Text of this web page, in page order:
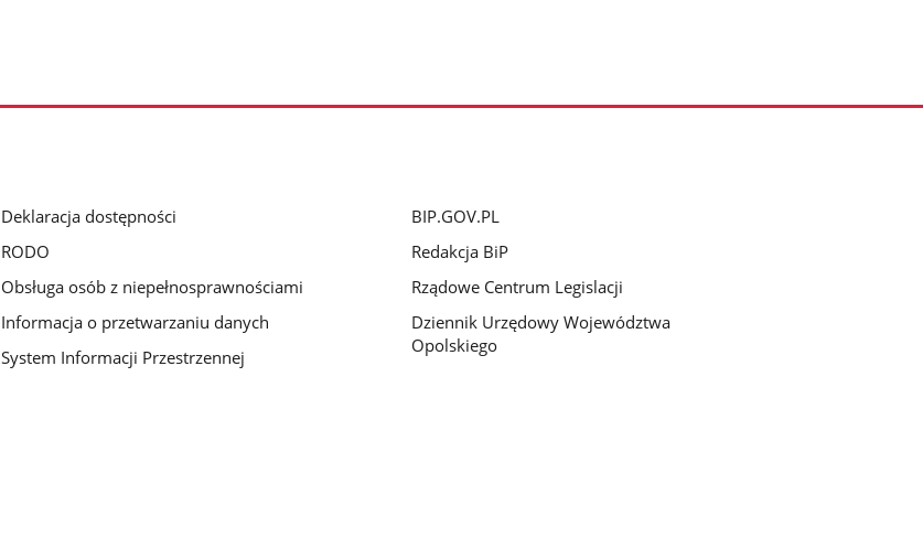
Deklaracja dostępności
RODO
Obsługa osób z niepełnosprawnościami
Informacja o przetwarzaniu danych
System Informacji Przestrzennej
BIP.GOV.PL
Redakcja BiP
Rządowe Centrum Legislacji
Dziennik Urzędowy Województwa
Opolskiego